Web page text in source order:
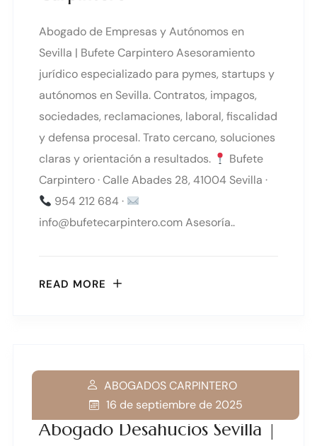
Abogado de Empresas y Autónomos en
Sevilla | Bufete Carpintero Asesoramiento
jurídico especializado para pymes, startups y
autónomos en Sevilla. Contratos, impagos,
sociedades, reclamaciones, laboral, fiscalidad
y defensa procesal. Trato cercano, soluciones
claras y orientación a resultados.
Bufete
Carpintero · Calle Abades 28, 41004 Sevilla ·
954 212 684 ·
info@bufetecarpintero.com Asesoría..
READ MORE
Abogado Desahucios Sevilla |
ABOGADOS CARPINTERO
16 de septiembre de 2025